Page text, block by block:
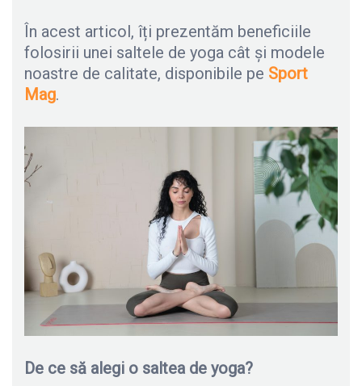
În acest articol, îți prezentăm beneficiile
folosirii unei saltele de yoga cât și modele
noastre de calitate, disponibile pe Sport
Mag.
De ce să alegi o saltea de yoga?